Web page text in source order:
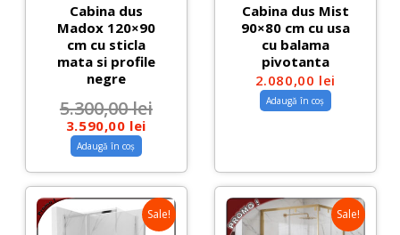
Cabina dus
Madox 120×90
cm cu sticla
mata si profile
negre
5.300,00lei
3.590,00 lei
Adaugă în coș
Cabina dus Mist
90×80 cm cu usa
cu balama
pivotanta
2.080,00 lei
Adaugă în coș
Sale! Sale!